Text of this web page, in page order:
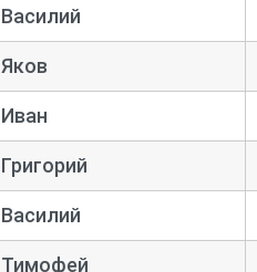
Василий
Яков
Иван
Григорий
Василий
Тимофей